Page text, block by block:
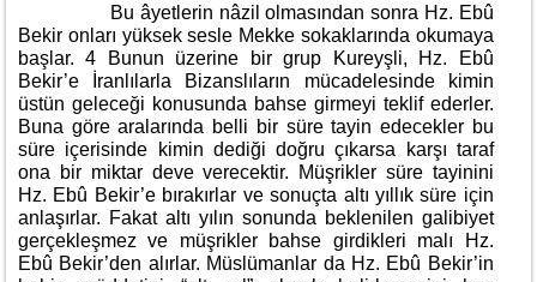
Bu âyetlerin nâzil olmasından sonra Hz. Ebû
Bekir onları yüksek sesle Mekke sokaklarında okumaya
başlar. 4 Bunun üzerine bir grup Kureyşli, Hz. Ebû
Bekir’e İranlılarla Bizanslıların mücadelesinde kimin
üstün geleceği konusunda bahse girmeyi teklif ederler.
Buna göre aralarında belli bir süre tayin edecekler bu
süre içerisinde kimin dediği doğru çıkarsa karşı taraf
ona bir miktar deve verecektir. Müşrikler süre tayinini
Hz. Ebû Bekir’e bırakırlar ve sonuçta altı yıllık süre için
anlaşırlar. Fakat altı yılın sonunda beklenilen galibiyet
gerçekleşmez ve müşrikler bahse girdikleri malı Hz.
Ebû Bekir’den alırlar. Müslümanlar da Hz. Ebû Bekir’in